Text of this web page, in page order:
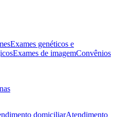
Exames genéticos e
Exames de imagemConvênios
domiciliarAtendimento